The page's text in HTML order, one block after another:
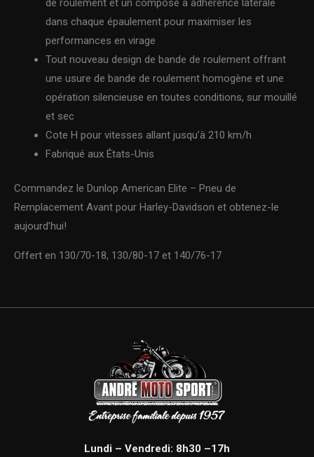
de roulement et un composé à adhérence latérale
dans chaque épaulement pour maximiser les
performances en virage
Tout nouveau design de bande de roulement offrant
une usure de bande de roulement homogène et une
opération silencieuse en toutes conditions, sur mouillé
et sec
Cote H pour vitesses allant jusqu’à 210 km/h
Fabriqué aux États-Unis
Commandez le Dunlop American Elite – Pneu de
Remplacement Avant pour Harley-Davidson et obtenez-le
aujourd’hui!
Offert en 130/70-18, 130/80-17 et 140/76-17
Lundi – Vendredi: 8h30 –17h